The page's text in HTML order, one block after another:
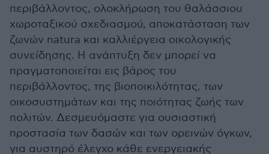
περιβάλλοντος, ολοκλήρωση του θαλάσσιου
χωροταξικού σχεδιασμού, αποκατάσταση των
ζωνών natura και καλλιέργεια οικολογικής
συνείδησης. Η ανάπτυξη δεν μπορεί να
πραγματοποιείται εις βάρος του
περιβάλλοντος, της βιοποικιλότητας, των
οικοσυστημάτων και της ποιότητας ζωής των
πολιτών. Δεσμευόμαστε για ουσιαστική
προστασία των δασών και των ορεινών όγκων,
για αυστηρό έλεγχο κάθε ενεργειακής